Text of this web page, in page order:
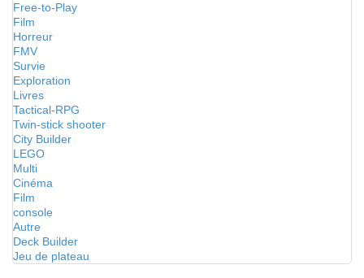
Free-to-Play
Film
Horreur
FMV
Survie
Exploration
Livres
Tactical-RPG
Twin-stick shooter
City Builder
LEGO
Multi
Cinéma
Film
console
Autre
Deck Builder
Jeu de plateau